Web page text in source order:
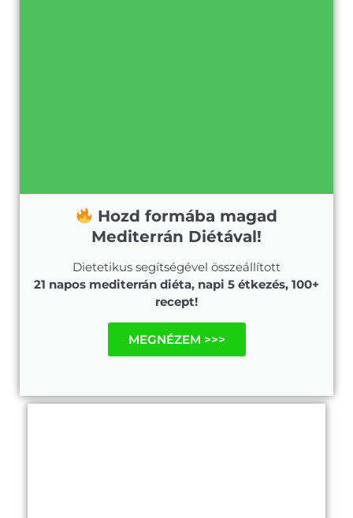
Hozd formába magad
Mediterrán Diétával!
Dietetikus segítségével összeállított
21 napos mediterrán diéta, napi 5 étkezés, 100+
recept!
MEGNÉZEM >>>